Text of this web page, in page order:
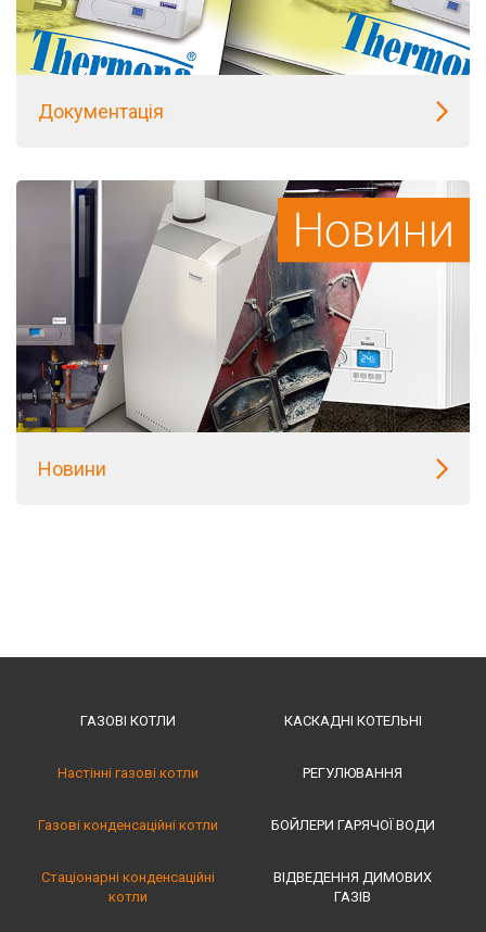
Документація
Новини
ГАЗОВІ КОТЛИ
Настінні газові котли
Газові конденсаційні котли
Стаціонарні конденсаційні
котли
КАСКАДНІ КОТЕЛЬНІ
РЕГУЛЮВАННЯ
БОЙЛЕРИ ГАРЯЧОЇ ВОДИ
ВІДВЕДЕННЯ ДИМОВИХ
ГАЗІВ